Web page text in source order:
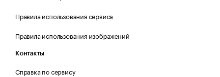
Правила использования сервиса
Правила использования изображений
Контакты
Справка по сервису